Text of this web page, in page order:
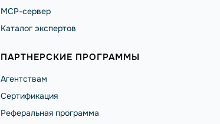
MCP-сервер
Каталог экспертов
ПАРТНЕРСКИЕ ПРОГРАММЫ
Агентствам
Сертификация
Реферальная программа